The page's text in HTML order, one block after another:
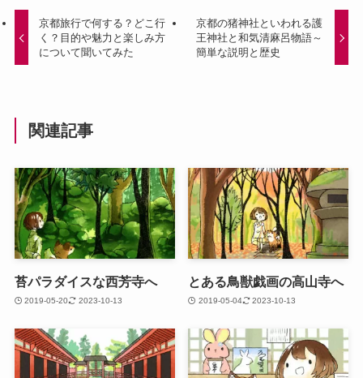
京都旅行で何する？どこ行
く？目的や魅力と楽しみ方
について聞いてみた
京都の猪神社といわれる護
王神社と和気清麻呂物語～
簡単な説明と歴史
関連記事
苔パラダイスな西芳寺へ
2019-05-20 2023-10-13
とある鳥獣戯画の高山寺へ
2019-05-04 2023-10-13